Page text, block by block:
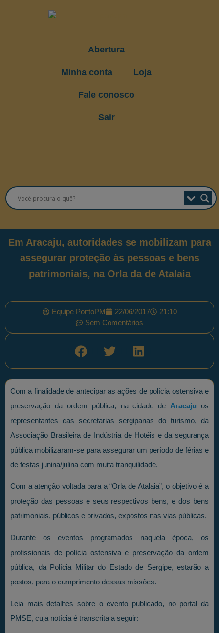
Abertura
Minha conta Loja
Fale conosco
Sair
Em Aracaju, autoridades se mobilizam para
assegurar proteção às pessoas e bens
patrimoniais, na Orla da de Atalaia
Equipe PontoPM 22/06/2017
21:10
Sem Comentários
Com a finalidade de antecipar as ações de polícia ostensiva e
preservação da ordem pública, na cidade de Aracaju os
representantes das secretarias sergipanas do turismo, da
Associação Brasileira de Indústria de Hotéis e da segurança
pública mobilizaram-se para assegurar um período de férias e
de festas junina/julina com muita tranquilidade.
Com a atenção voltada para a “Orla de Atalaia”, o objetivo é a
proteção das pessoas e seus respectivos bens, e dos bens
patrimoniais, públicos e privados, expostos nas vias públicas.
Durante os eventos programados naquela época, os
profissionais de polícia ostensiva e preservação da ordem
pública, da Polícia Militar do Estado de Sergipe, estarão a
postos, para o cumprimento dessas missões.
Leia mais detalhes sobre o evento publicado, no portal da
PMSE, cuja notícia é transcrita a seguir: